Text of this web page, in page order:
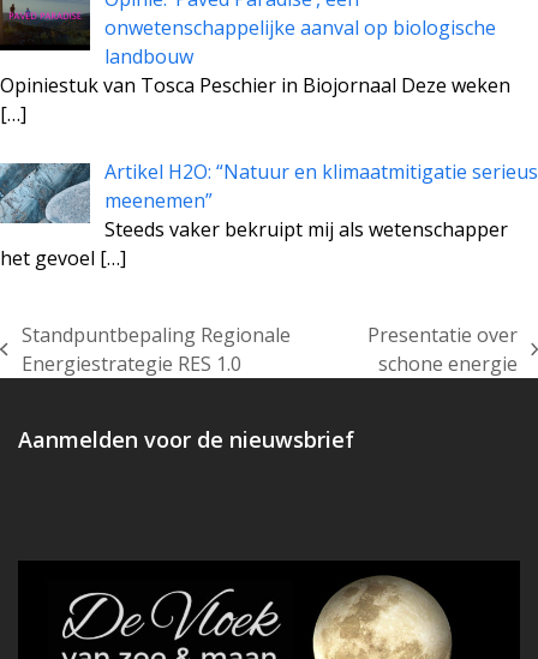
onwetenschappelijke aanval op biologische
landbouw
Opiniestuk van Tosca Peschier in Biojornaal Deze weken
[…]
Artikel H2O: “Natuur en klimaatmitigatie serieus
meenemen”
Steeds vaker bekruipt mij als wetenschapper
het gevoel […]
previous
Standpuntbepaling Regionale
Energiestrategie RES 1.0
next
Presentatie over
schone energie
Aanmelden voor de nieuwsbrief